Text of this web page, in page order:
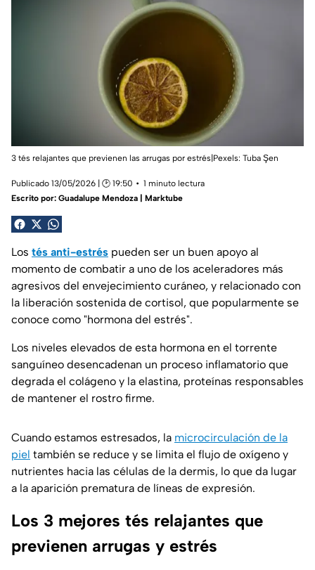
3 tés relajantes que previenen las arrugas por estrés|Pexels: Tuba Şen
Publicado 13/05/2026 | 🕑 19:50
1 minuto lectura
Escrito por: Guadalupe Mendoza | Marktube
Los tés anti-estrés pueden ser un buen apoyo al
momento de combatir a uno de los aceleradores más
agresivos del envejecimiento curáneo, y relacionado con
la liberación sostenida de cortisol, que popularmente se
conoce como "hormona del estrés".
Los niveles elevados de esta hormona en el torrente
sanguíneo desencadenan un proceso inflamatorio que
degrada el colágeno y la elastina, proteínas responsables
de mantener el rostro firme.
Cuando estamos estresados, la microcirculación de la
piel también se reduce y se limita el flujo de oxígeno y
nutrientes hacia las células de la dermis, lo que da lugar
a la aparición prematura de líneas de expresión.
Los 3 mejores tés relajantes que
previenen arrugas y estrés